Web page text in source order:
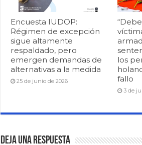
Encuesta IUDOP:
Régimen de excepción
sigue altamente
respaldado, pero
emergen demandas de
alternativas a la medida
25 de junio de 2026
los
fallo
3 de
Deja una respuesta